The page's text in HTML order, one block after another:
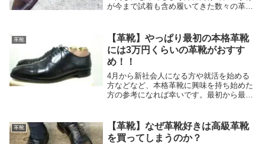
が今まで試着も含め履いてきた数々の革靴
い感じの靴あるじゃん、ちょっと履いてみ
ようかな。...
革靴
【革靴】やっぱり最初の本格革靴
には3万円くらいの革靴がおすす
め！！
4月から新社会人になる方や就活を始める
方などなど、本格革靴に興味を持ち始めた
方の参考になれば幸いです。最初から最高
ますが、これは人類の永遠の命題です。最
初は安価な初...
革靴
【革靴】なぜ革靴好きは高級革靴
を買ってしまうのか？